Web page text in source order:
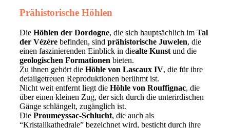
Prähistorische Höhlen
Die Höhlen der Dordogne, die sich hauptsächlich im Tal
der Vézère befinden, sind prähistorische Juwelen, die
einen faszinierenden Einblick in diealte Kunst und die
geologischen Formationen bieten.
Zu ihnen gehört die Höhle von Lascaux IV, die für ihre
detailgetreuen Reproduktionen berühmt ist.
Nicht weit entfernt liegt die Höhle von Rouffignac, die
über einen kleinen Zug, der sich durch die unterirdischen
Gänge schlängelt, zugänglich ist.
Die Proumeyssac-Schlucht, die auch als
“Kristallkathedrale” bezeichnet wird, besticht durch ihre